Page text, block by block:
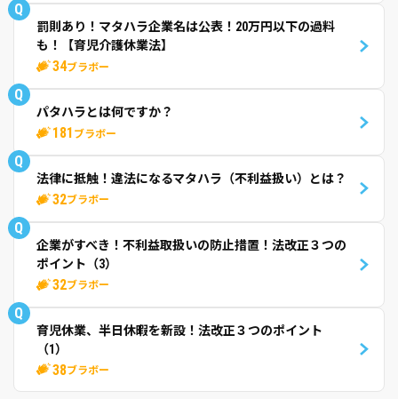
Q
罰則あり！マタハラ企業名は公表！20万円以下の過料
も！【育児介護休業法】
34ブラボー
Q
パタハラとは何ですか？
181 ブラボー
Q
法律に抵触！違法になるマタハラ（不利益扱い）とは？
32ブラボー
Q
企業がすべき！不利益取扱いの防止措置！法改正３つの
ポイント（3）
32ブラボー
Q
育児休業、半日休暇を新設！法改正３つのポイント
（1）
38ブラボー